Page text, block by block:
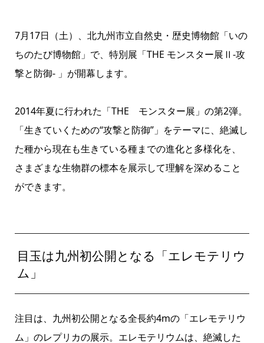
7月17日（土）、 北九州市立自然史・歴史博物館「いの
ちのたび博物館」 で、特別展「THE モンスター展Ⅱ‐攻
撃と防御- 」が開幕します。
2014年夏に行われた「THE モンスター展」の第2弾。
「生きていくための“攻撃と防御”」をテーマに、絶滅し
た種から現在も生きている種までの進化と多様化を、
さまざまな生物群の標本を展示して理解を深めること
ができます。
目玉は九州初公開となる「エレモテリウ
ム」
注目は、九州初公開となる全長約4mの「エレモテリウ
ム」のレプリカの展示。エレモテリウムは、絶滅した